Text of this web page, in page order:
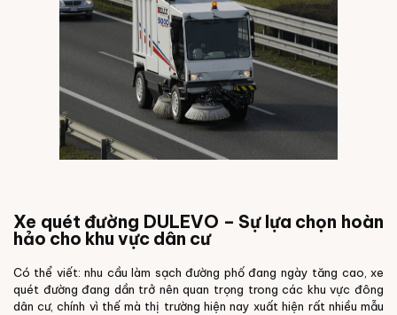
Xe quét đường DULEVO – Sự lựa chọn hoàn
hảo cho khu vực dân cư
Có thể viết: nhu cầu làm sạch đường phố đang ngày tăng cao, xe
quét đường đang dần trở nên quan trọng trong các khu vực đông
dân cư, chính vì thế mà thị trường hiện nay xuất hiện rất nhiều mẫu